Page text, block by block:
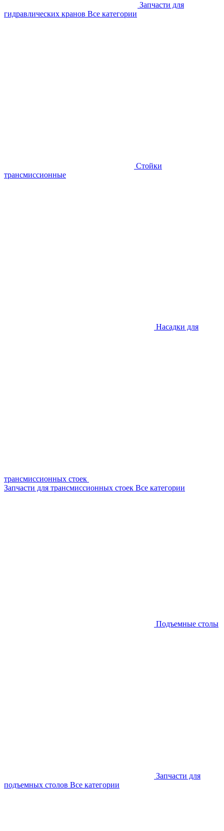
Запчасти для
гидравлических кранов Все категории
Стойки
трансмиссионные
Насадки для
трансмиссионных стоек
Запчасти для трансмиссионных стоек Все категории
Подъемные столы
Запчасти для
подъемных столов Все категории